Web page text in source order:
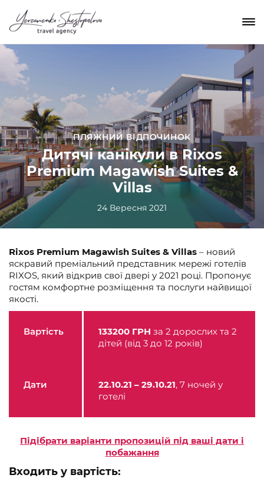
ПЛЯЖНИЙ ВІДПОЧИНОК
Дитячі канікули в Rixos
Premium Magawish Suites &
Villas
24 Вересня 2021
Rixos Premium Magawish Suites & Villas – новий
яскравий преміальний представник мережі готелів
RIXOS, який відкрив свої двері у 2021 році. Пропонує
гостям комфортне розміщення та послуги найвищої
якості.
Вартість 133200 ГРН за 2 дорослих та 2
дітей (від 3 до 12 років)
Дати 22.10.21 – 29.10.21, 7 ночей у
готелі
Підібрати варіанти пропозицій під ваші дати і
побажання
Входить у вартість: